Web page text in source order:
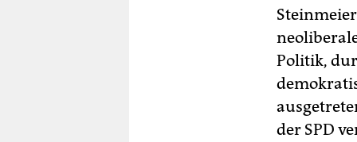
Politik,
der SPD